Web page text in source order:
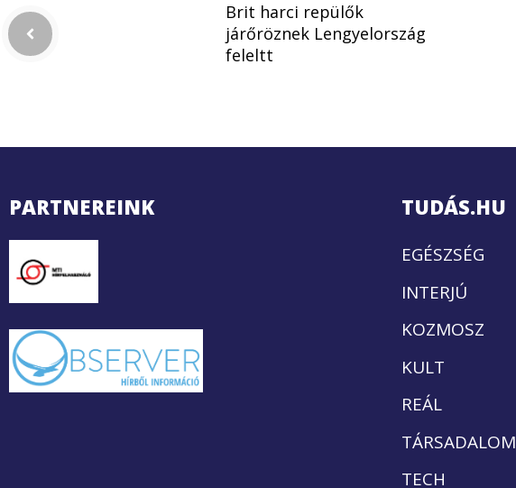
Brit harci repülők
járőröznek Lengyelország
feleltt
PARTNEREINK TUDÁS.HU
EGÉSZSÉG
INTERJÚ
KOZMOSZ
KULT
REÁL
TÁRSADALOM
TECH